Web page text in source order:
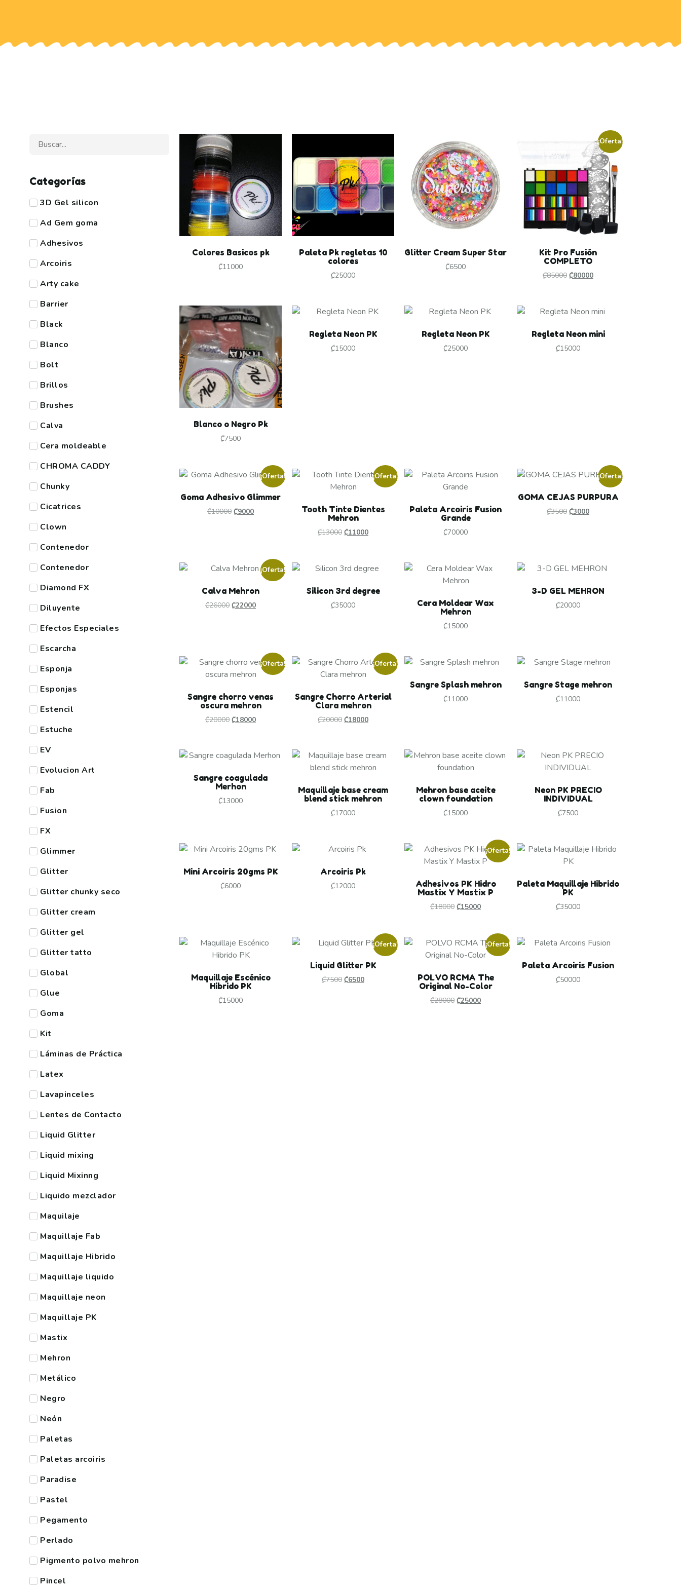
Categorías
3D Gel silicon
Ad Gem goma
Adhesivos
Arcoiris
Arty cake
Barrier
Black
Blanco
Bolt
Brillos
Brushes
Calva
Cera moldeable
CHROMA CADDY
Chunky
Cicatrices
Clown
Contenedor
Contenedor
Diamond FX
Diluyente
Efectos Especiales
Escarcha
Esponja
Esponjas
Estencil
Estuche
EV
Evolucion Art
Fab
Fusion
FX
Glimmer
Glitter
Glitter chunky seco
Glitter cream
Glitter gel
Glitter tatto
Global
Glue
Goma
Kit
Láminas de Práctica
Latex
Lavapinceles
Lentes de Contacto
Liquid Glitter
Liquid mixing
Liquid Mixinng
Liquido mezclador
Maquilaje
Maquillaje Fab
Maquillaje Hibrido
Maquillaje liquido
Maquillaje neon
Maquillaje PK
Mastix
Mehron
Metálico
Negro
Neón
Paletas
Paletas arcoiris
Paradise
Pastel
Pegamento
Perlado
Pigmento polvo mehron
Pincel
Colores Basicos pk
₡11000
Paleta Pk regletas 10
colores
₡25000
Glitter Cream Super Star
₡6500
¡Oferta!
Kit Pro Fusión
COMPLETO
₡85000 ₡80000
Blanco o Negro Pk
₡7500
Regleta Neon PK
₡15000
Regleta Neon PK
₡25000
Regleta Neon mini
₡15000
¡Oferta!
Goma Adhesivo Glimmer
₡10000 ₡9000
¡Oferta!
Tooth Tinte Dientes
Mehron
₡13000 ₡11000
Paleta Arcoiris Fusion
Grande
₡70000
¡Oferta!
GOMA CEJAS PURPURA
₡3500 ₡3000
¡Oferta!
Calva Mehron
₡26000 ₡22000
Silicon 3rd degree
₡35000
Cera Moldear Wax
Mehron
₡15000
3-D GEL MEHRON
₡20000
¡Oferta!
Sangre chorro venas
oscura mehron
₡20000 ₡18000
¡Oferta!
Sangre Chorro Arterial
Clara mehron
₡20000 ₡18000
Sangre Splash mehron
₡11000
Sangre Stage mehron
₡11000
Sangre coagulada
Merhon
₡13000
Maquillaje base cream
blend stick mehron
₡17000
Mehron base aceite
clown foundation
₡15000
Neon PK PRECIO
INDIVIDUAL
₡7500
Mini Arcoiris 20gms PK
₡6000
Arcoiris Pk
₡12000
¡Oferta!
Adhesivos PK Hidro
Mastix Y Mastix P
₡18000 ₡15000
Paleta Maquillaje Hibrido
PK
₡35000
Maquillaje Escénico
Hibrido PK
₡15000
¡Oferta!
Liquid Glitter PK
₡7500 ₡6500
¡Oferta!
POLVO RCMA The
Original No-Color
₡28000 ₡25000
Paleta Arcoiris Fusion
₡50000